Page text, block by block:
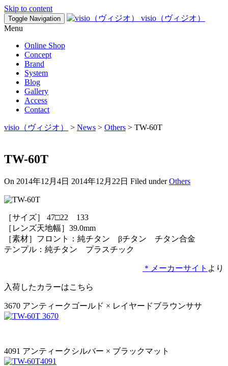
Skip to content
Toggle Navigation
visio（ヴィジオ）
Menu
Online Shop
Concept
Brand
System
Blog
Gallery
Access
Contact
visio（ヴィジオ） > News > Others > TW-60T
TW-60T
On 2014年12月4日 2014年12月22日 Filed underOthers
［サイズ］ 47□22 133
［レンズ天地幅］39.0mm
［素材］フロント：純チタン βチタン チタン合金
テンプル：純チタン プラスチック
＊メーカーサイト より
入荷したカラーはこちら
3670 アンティークゴールド × レイヤードブラウンササ
4091 アンティークシルバー × ブラックマット